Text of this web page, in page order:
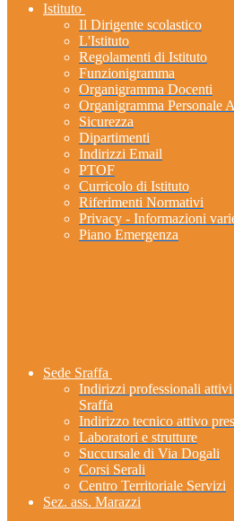
Istituto
Il Dirigente scolastico
L'Istituto
Regolamenti di Istituto
Funzionigramma
Organigramma Docenti
Organigramma Personale
Sicurezza
Dipartimenti
Indirizzi Email
PTOF
Curricolo di Istituto
Riferimenti Normativi
Privacy - Informazioni
Piano Emergenza
Sede Sraffa
Indirizzi professionali attivi
Sraffa
Indirizzo tecnico attivo
Laboratori e strutture
Succursale di Via Dogali
Corsi Serali
Centro Territoriale Servizi
Sez. ass. Marazzi